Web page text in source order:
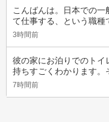
こんばんは。日本での
て仕事する、という職種
3時間前
彼の家にお泊りでのト
持ちすごくわかります。
7時間前